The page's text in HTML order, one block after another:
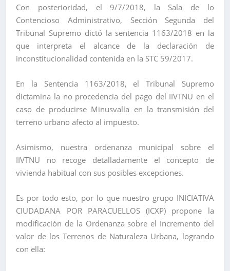
Con posterioridad, el 9/7/2018, la Sala de lo
Contencioso Administrativo, Sección Segunda del
Tribunal Supremo dictó la sentencia 1163/2018 en la
que interpreta el alcance de la declaración de
inconstitucionalidad contenida en la STC 59/2017.
En la Sentencia 1163/2018, el Tribunal Supremo
dictamina la no procedencia del pago del IIVTNU en el
caso de producirse Minusvalía en la transmisión del
terreno urbano afecto al impuesto.
Asimismo, nuestra ordenanza municipal sobre el
IIVTNU no recoge detalladamente el concepto de
vivienda habitual con sus posibles excepciones.
Es por todo esto, por lo que nuestro grupo INICIATIVA
CIUDADANA POR PARACUELLOS (ICXP) propone la
modificación de la Ordenanza sobre el Incremento del
valor de los Terrenos de Naturaleza Urbana, logrando
con ella: